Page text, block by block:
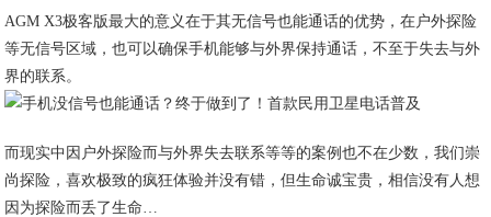
AGM X3极客版最大的意义在于其无信号也能通话的优势，在户外探险
等无信号区域，也可以确保手机能够与外界保持通话，不至于失去与外
界的联系。
而现实中因户外探险而与外界失去联系等等的案例也不在少数，我们崇
尚探险，喜欢极致的疯狂体验并没有错，但生命诚宝贵，相信没有人想
因为探险而丢了生命…